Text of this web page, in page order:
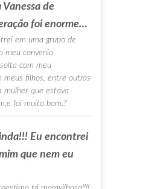
de
foi enorme…
em uma grupo de
meu convenio
com meu
meus filhos, entre outras
mulher que estava
foi muito bom.?
Eu encontrei
que nem eu